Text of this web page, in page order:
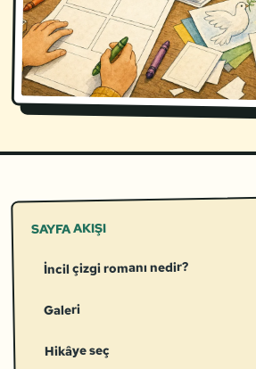
SAYFA AKIŞI
İncil çizgi romanı nedir?
Galeri
Hikâye seç